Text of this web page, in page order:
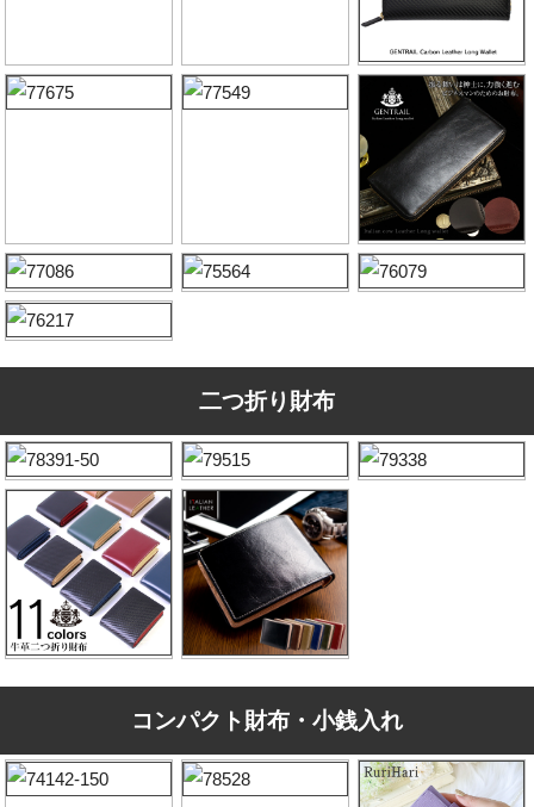
二つ折り財布
コンパクト財布・小銭入れ